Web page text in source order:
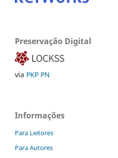
Preservação Digital
via PKP PN
Informações
Para Leitores
Para Autores